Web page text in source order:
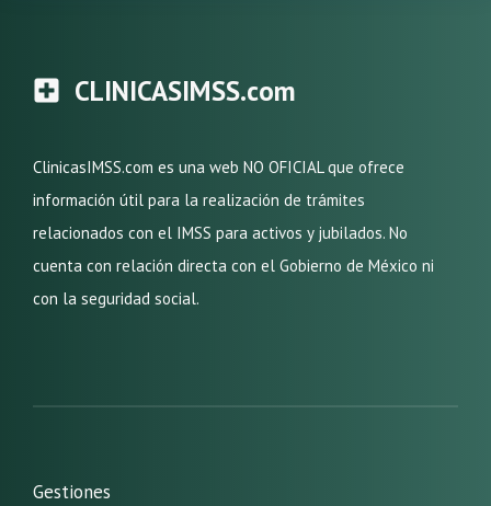
CLINICASIMSS.com
ClinicasIMSS.com es una web NO OFICIAL que ofrece
información útil para la realización de trámites
relacionados con el IMSS para activos y jubilados. No
cuenta con relación directa con el Gobierno de México ni
con la seguridad social.
Gestiones